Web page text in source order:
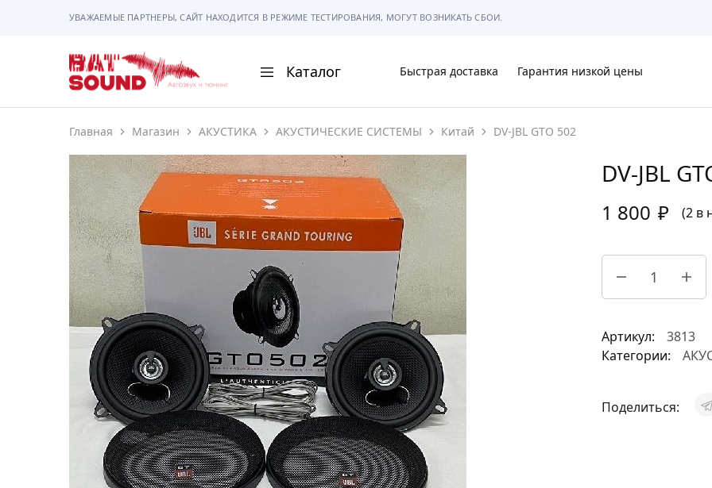
УВАЖАЕМЫЕ ПАРТНЕРЫ, САЙТ НАХОДИТСЯ В РЕЖИМЕ ТЕСТИРОВАНИЯ, МОГУТ ВОЗНИКАТЬ СБОИ.
BAT
Sound
Каталог
АВТОМАГНИТОЛЫ
АВТОСВЕТ
АКУСТИКА
РАМКИ И РАЗЪЕМЫ
ГАДЖЕТЫ
СИГНАЛИЗАЦИИ
ПОМОЩЬ ПРИ ПАРКОВКЕ
МУЗЫКАЛЬНЫЕ АКСЕССУАРЫ
АВТОУСИЛИТЕЛИ
САБВУФЕРЫ
ШУМОИЗОЛЯЦИЯ
Быстрая доставка Гарантия низкой цены
Главная Магазин АКУСТИКА АКУСТИЧЕСКИЕ СИСТЕМЫ Китай DV-JBL GTO 502
DV-JBL
1 800 ₽ (2 в
Артикул:
3813
Категории:
Поделиться: